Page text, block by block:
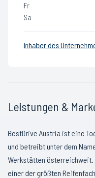
Fr
Sa
Inhaber des
Leistungen &
BestDrive Austria ist eine
und betreibt unter dem
Werkstätten österreichweit.
einer der größten